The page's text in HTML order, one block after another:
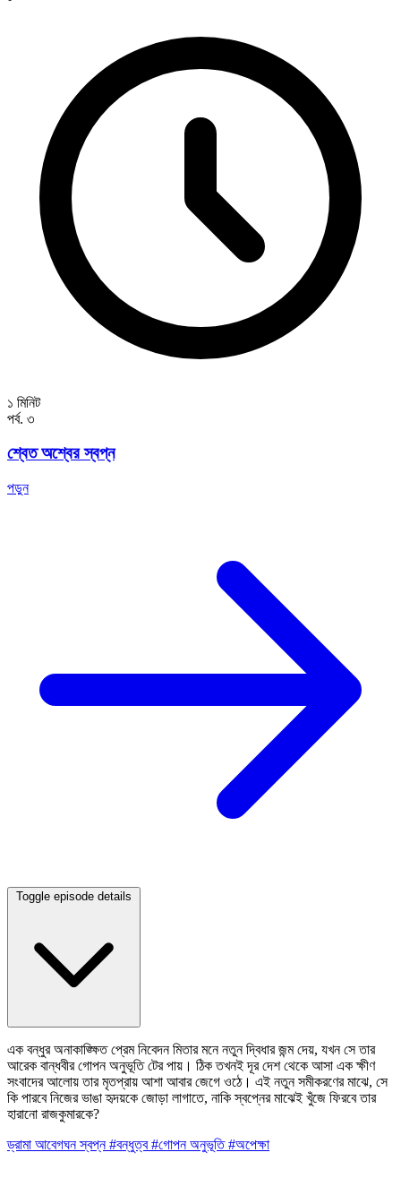
১ মিনিট
পর্ব. ৩
শ্বেত অশ্বের স্বপ্ন
পড়ুন
Toggle episode details
এক বন্ধুর অনাকাঙ্ক্ষিত প্রেম নিবেদন মিতার মনে নতুন দ্বিধার জন্ম দেয়, যখন সে তার
আরেক বান্ধবীর গোপন অনুভূতি টের পায়। ঠিক তখনই দূর দেশ থেকে আসা এক ক্ষীণ
সংবাদের আলোয় তার মৃতপ্রায় আশা আবার জেগে ওঠে। এই নতুন সমীকরণের মাঝে, সে
কি পারবে নিজের ভাঙা হৃদয়কে জোড়া লাগাতে, নাকি স্বপ্নের মাঝেই খুঁজে ফিরবে তার
হারানো রাজকুমারকে?
ড্রামা আবেগঘনস্বপ্ন#বন্ধুত্ব#গোপন অনুভূতি#অপেক্ষা